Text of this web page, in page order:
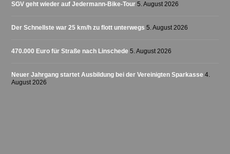
SGV geht wieder auf Jedermann-Bike-Tour 5. August 2026
Der Schnellste war 25 km/h zu flott unterwegs 5. August 2026
470.000 Euro für Straße nach Linschede 5. August 2026
Neuer Jahrgang startet Ausbildung bei der Vereinigten Sparkasse 4.
August 2026